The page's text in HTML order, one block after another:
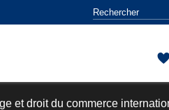
et droit du commerce